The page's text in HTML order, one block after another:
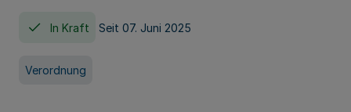
In Kraft Seit 07. Juni 2025
Verordnung